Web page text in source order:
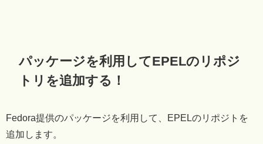
パッケージを利用してEPELのリポジ
トリを追加する！
Fedora提供のパッケージを利用して、EPELのリポジトを
追加します。